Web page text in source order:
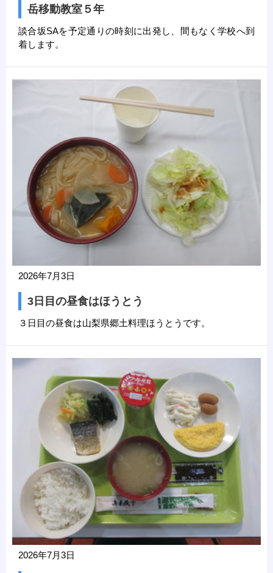
岳移動教室５年
談合坂SAを予定通りの時刻に出発し、間もなく学校へ到
着します。
2026年7月3日
3日目の昼食はほうとう
３日目の昼食は山梨県郷土料理ほうとうです。
2026年7月3日